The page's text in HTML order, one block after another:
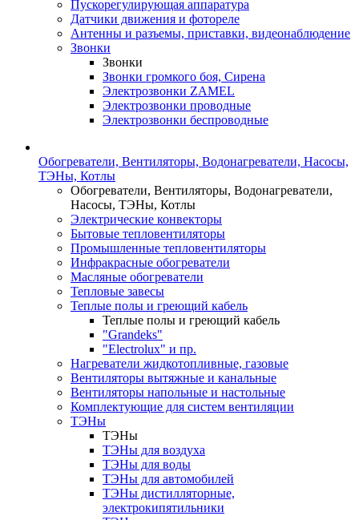
Пускорегулирующая аппаратура
Датчики движения и фотореле
Антенны и разъемы, приставки, видеонаблюдение
Звонки
Звонки
Звонки громкого боя, Сирена
Электрозвонки ZAMEL
Электрозвонки проводные
Электрозвонки беспроводные
Обогреватели, Вентиляторы, Водонагреватели, Насосы,
ТЭНы, Котлы
Обогреватели, Вентиляторы, Водонагреватели,
Насосы, ТЭНы, Котлы
Электрические конвекторы
Бытовые тепловентиляторы
Промышленные тепловентиляторы
Инфракрасные обогреватели
Масляные обогреватели
Тепловые завесы
Теплые полы и греющий кабель
Теплые полы и греющий кабель
"Grandeks"
"Electrolux" и пр.
Нагреватели жидкотопливные, газовые
Вентиляторы вытяжные и канальные
Вентиляторы напольные и настольные
Комплектующие для систем вентиляции
ТЭНы
ТЭНы
ТЭНы для воздуха
ТЭНы для воды
ТЭНы для автомобилей
ТЭНы дистилляторные,
электрокипятильники